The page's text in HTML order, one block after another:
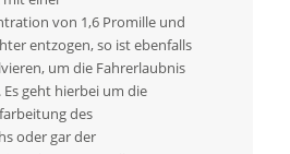
von 1,6 Promille und
entzogen, so ist ebenfalls
um die Fahrerlaubnis
geht hierbei um die
des
oder gar der